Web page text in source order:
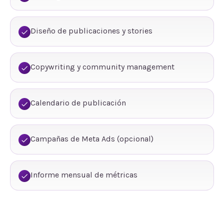
Diseño de publicaciones y stories
Copywriting y community management
Calendario de publicación
Campañas de Meta Ads (opcional)
Informe mensual de métricas